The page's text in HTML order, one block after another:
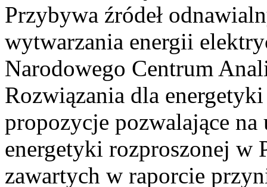
Przybywa źródeł
wytwarzania energii
Narodowego Centrum
Rozwiązania dla
propozycje pozwalające
energetyki rozproszonej w
zawartych w raporcie